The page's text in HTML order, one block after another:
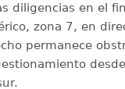
diligencias en el
zona 7, en
permanece